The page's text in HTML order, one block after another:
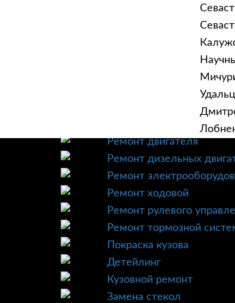
Техническое
Ремонт трансмиссии
Ремонт двигателя
Ремонт дизельных
Ремонт
Ремонт ходовой
Ремонт рулевого
Ремонт тормозной
Покраска кузова
Детейлинг
Кузовной ремонт
Замена стекол